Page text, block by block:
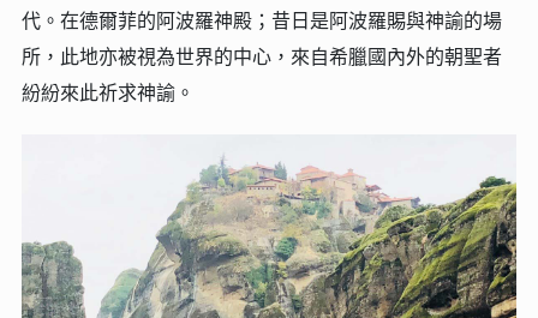
代。在德爾菲的阿波羅神殿；昔日是阿波羅賜與神諭的場
所，此地亦被視為世界的中心，來自希臘國內外的朝聖者
紛紛來此祈求神諭。